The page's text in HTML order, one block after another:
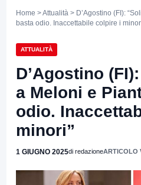
Home >Attualità > D’Agostino (FI):
basta odio. Inaccettabile colpire i
ATTUALITÀ
D’Agostino
a Meloni e
odio.
minori”
1 GIUGNO 2025di redazioneARTICOLO